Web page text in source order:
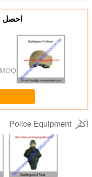
احصل
MOQ：
أكثر Police Equipment